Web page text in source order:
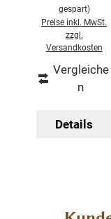
gespart)
Preise inkl. MwSt.
zzgl.
Versandkosten
Vergleiche
n
Details
Produktgalerie